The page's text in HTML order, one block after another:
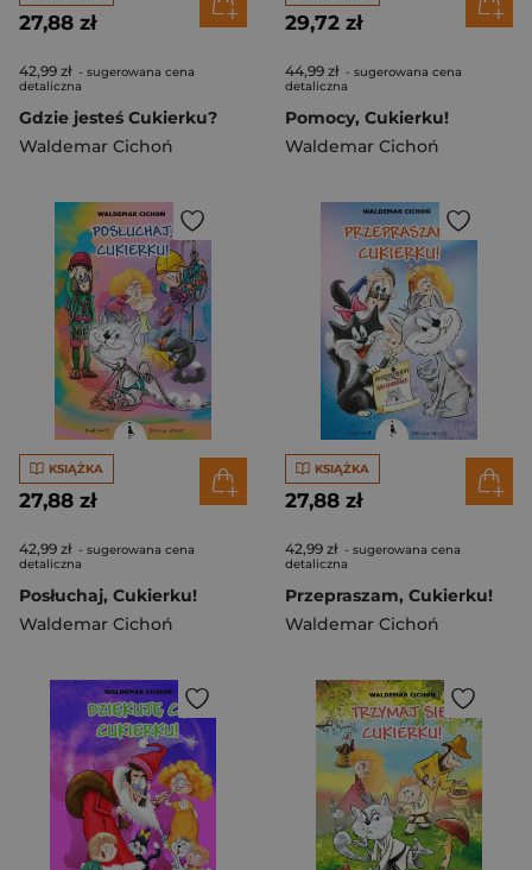
27,88 zł
42,99 zł - sugerowana cena
detaliczna
Gdzie jesteś Cukierku?
Waldemar Cichoń
29,72 zł
44,99 zł - sugerowana cena
detaliczna
Pomocy, Cukierku!
Waldemar Cichoń
KSIĄŻKA
27,88 zł
42,99 zł - sugerowana cena
detaliczna
Posłuchaj, Cukierku!
Waldemar Cichoń
KSIĄŻKA
27,88 zł
42,99 zł - sugerowana cena
detaliczna
Przepraszam, Cukierku!
Waldemar Cichoń